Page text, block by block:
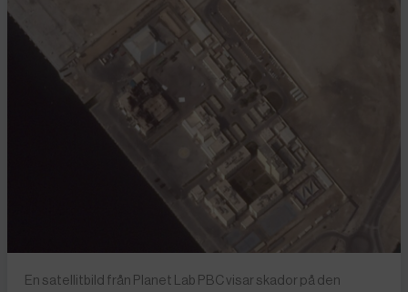
En satellitbild från Planet Lab PBC visar skador på den